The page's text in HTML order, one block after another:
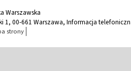
Warszawska
1, 00-661 Warszawa, Informacja
strony